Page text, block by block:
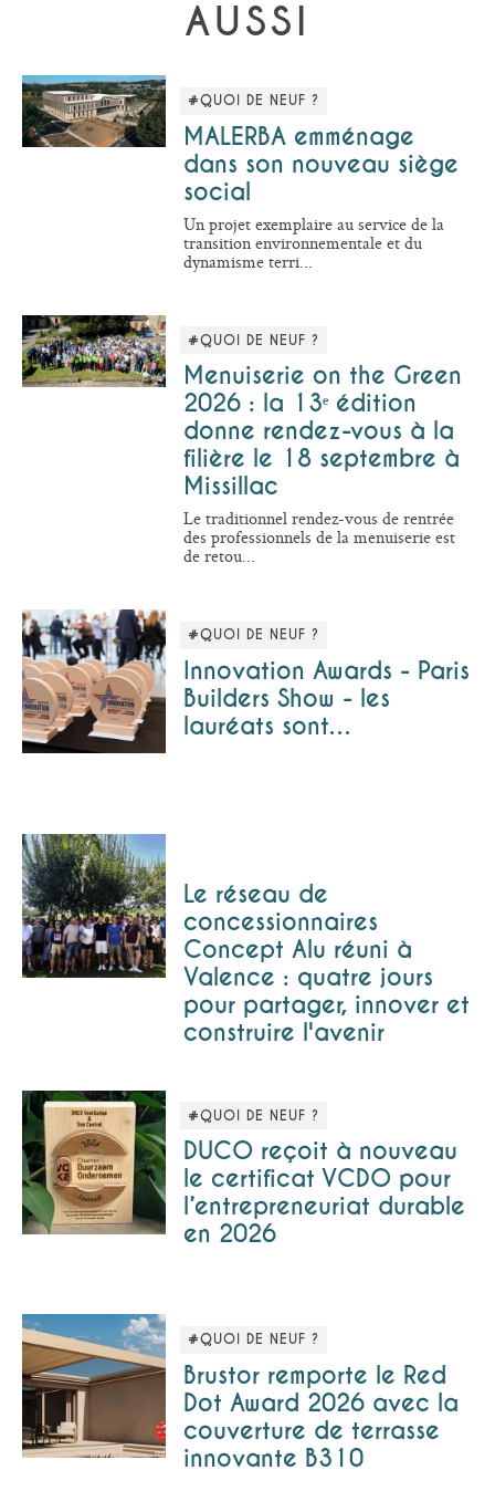
AUSSI
#QUOI DE NEUF ?
MALERBA emménage
dans son nouveau siège
social
Un projet exemplaire au service de la
transition environnementale et du
dynamisme terri...
#QUOI DE NEUF ?
Menuiserie on the Green
2026 : la 13ᵉ édition
donne rendez-vous à la
filière le 18 septembre à
Missillac
Le traditionnel rendez-vous de rentrée
des professionnels de la menuiserie est
de retou...
#QUOI DE NEUF ?
Innovation Awards - Paris
Builders Show - les
lauréats sont…
Le réseau de
concessionnaires
Concept Alu réuni à
Valence : quatre jours
pour partager, innover et
construire l'avenir
#QUOI DE NEUF ?
DUCO reçoit à nouveau
le certificat VCDO pour
l’entrepreneuriat durable
en 2026
#QUOI DE NEUF ?
Brustor remporte le Red
Dot Award 2026 avec la
couverture de terrasse
innovante B310